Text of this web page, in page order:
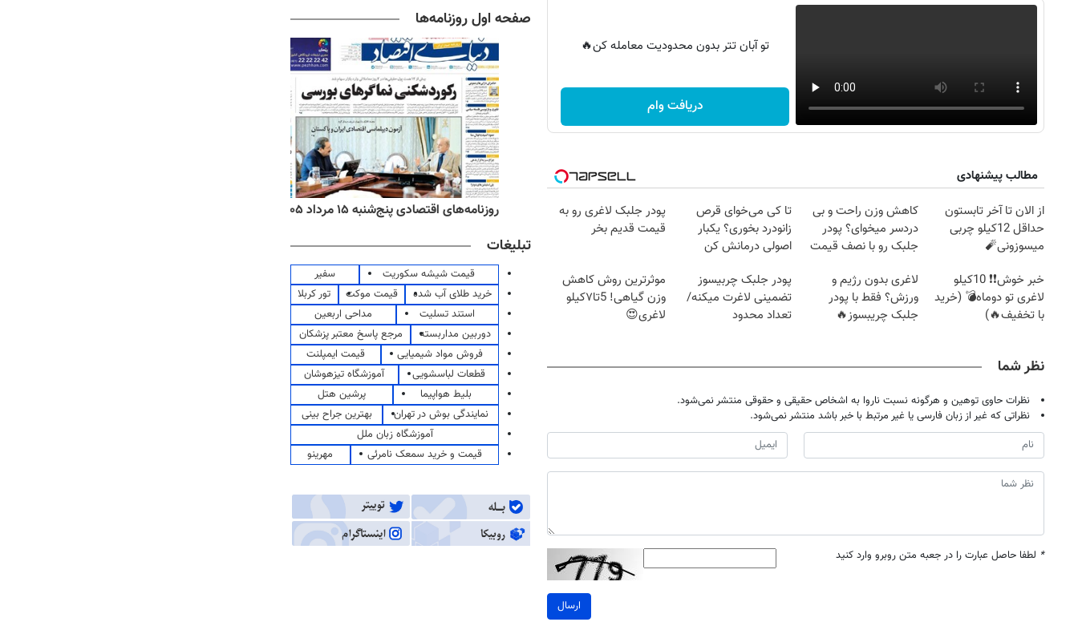
تو آبان تتر بدون محدودیت معامله کن🔥
دریافت وام
مطالب پیشنهادی
از الان تا آخر تابستون
حداقل 12کیلو چربی
میسوزونی🧨
کاهش وزن راحت و بی
دردسر میخوای؟ پودر
جلبک رو با نصف قیمت
تا کی می‌خوای قرص
زانودرد بخوری؟ یکبار
اصولی درمانش کن
پودر جلبک لاغری رو به
قیمت قدیم بخر
خبر خوش❗❗ 10کیلو
لاغری تو دوماه💣 (خرید
با تخفیف🔥)
لاغری بدون رژیم و
ورزش؟ فقط با پودر
جلبک چریبسوز🔥
پودر جلبک چربیسوز
تضمینی لاغرت میکنه/
تعداد محدود
موثرترین روش کاهش
وزن گیاهی! 5تا۷کیلو
لاغری😍
نظر شما
نظرات حاوی توهین و هرگونه نسبت ناروا به اشخاص حقیقی و حقوقی منتشر نمی‌شود.
نظراتی که غیر از زبان فارسی یا غیر مرتبط با خبر باشد منتشر نمی‌شود.
* لطفا حاصل عبارت را در جعبه متن روبرو وارد کنید
ارسال
صفحه اول روزنامه‌ها
روزنامه‌های صبح پنج‌شنبه ۱۵ مرداد ۱۴۰۵ روزنامه‌های ورزشی پنج‌شنبه ۱۵ مرداد ۱۴۰۵ روزنامه‌های اقتصادی پنج‌شنبه ۱۵ مرداد ۱۴۰۵
تبلیغات
قیمت شیشه سکوریت
سفیر
خرید طلای آب شده
قیمت موکت
تور کربلا
استند تسلیت
مداحی اربعین
دوربین مداربسته
مرجع پاسخ معتبر پزشکان
فروش مواد شیمیایی
قیمت ایمپلنت
قطعات لباسشویی
آموزشگاه تیزهوشان
بلیط هواپیما
پرشین هتل
نمایندگی بوش در تهران
بهترین جراح بینی
آموزشگاه زبان ملل
قیمت و خرید سمعک نامرئی
مهرینو